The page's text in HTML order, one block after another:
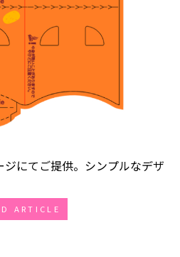
にてご提供。シンプルなデザ
ARTICLE